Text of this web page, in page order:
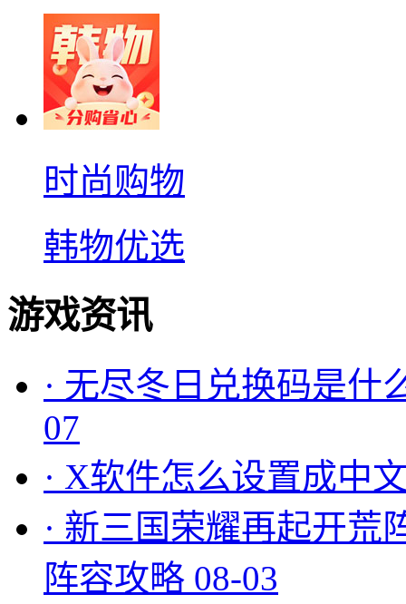
时尚购物
韩物优选
游戏资讯
· 无尽冬日兑换码是什
07
· X软件怎么设置成中
· 新三国荣耀再起开荒
阵容攻略 08-03